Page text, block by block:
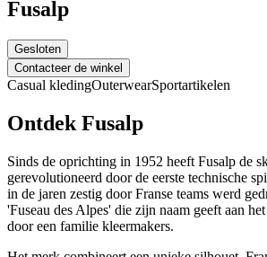
Fusalp
Gesloten
Contacteer de winkel
Casual kledingOuterwearSportartikelen
Ontdek Fusalp
Sinds de oprichting in 1952 heeft Fusalp de
gerevolutioneerd door de eerste technische
in de jaren zestig door Franse teams werd
'Fuseau des Alpes' die zijn naam geeft aan
door een familie kleermakers.